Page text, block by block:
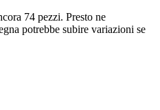
74 pezzi. Presto ne
potrebbe subire variazioni se